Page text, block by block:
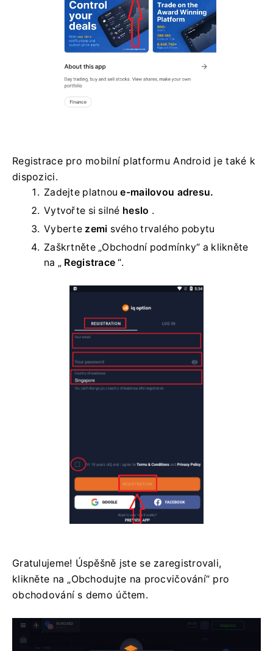
Registrace pro mobilní platformu Android je také k
dispozici.
Zadejte platnoue-mailovou adresu.
Vytvořte si silné heslo .
Vyberte zemi svého trvalého pobytu
Zaškrtněte „Obchodní podmínky“ a klikněte
na „ Registrace “.
Gratulujeme! Úspěšně jste se zaregistrovali,
klikněte na „Obchodujte na procvičování“ pro
obchodování s demo účtem.